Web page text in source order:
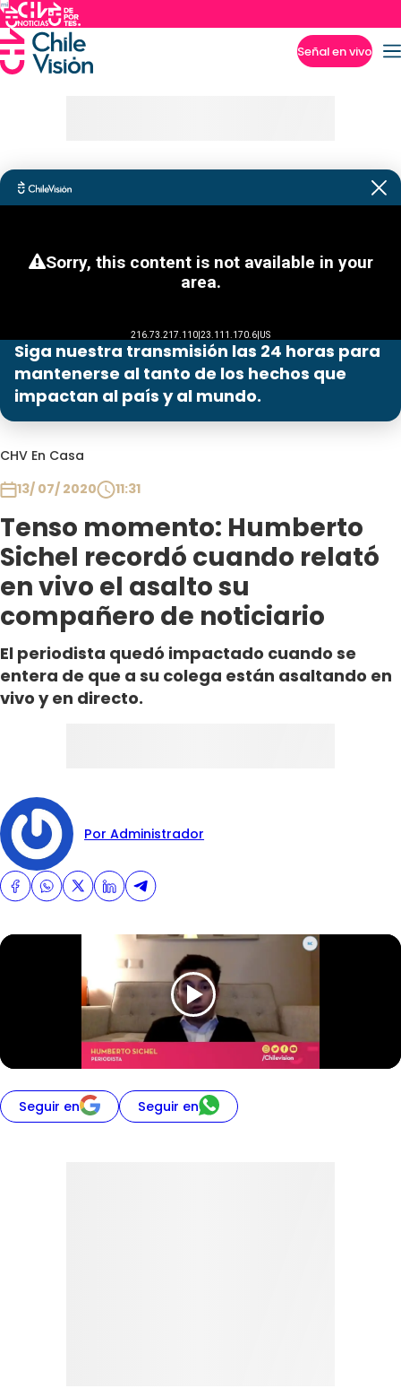
Señal en vivo
Siga nuestra transmisión las 24 horas para
mantenerse al tanto de los hechos que
impactan al país y al mundo.
CHV En Casa
13/ 07/ 2020
11:31
Tenso momento: Humberto
Sichel recordó cuando relató
en vivo el asalto su
compañero de noticiario
El periodista quedó impactado cuando se
entera de que a su colega están asaltando en
vivo y en directo.
Por Administrador
Seguir en Seguir en
Programas
Club De La Comedia
Contigo en Directo
Plan Perfecto
El Tiempo
Sabingo
Todos Los Programas